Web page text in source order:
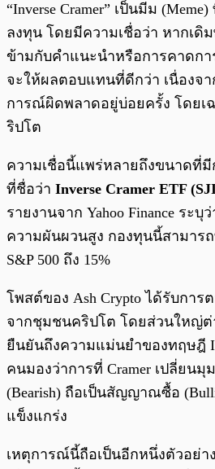
“Inverse Cramer” เป็นมีม
ลงทุน โดยมีความเชื่อว่า หากเดิ
ข้ามกับคำแนะนำหรือการคาดกา
จะให้ผลตอบแทนที่ดีกว่า เนื่องจา
การณ์ผิดพลาดอยู่บ่อยครั้ง โดยเ
ริปโต
ความเชื่อนี้แพร่หลายถึงขนาดที่มี
ที่ชื่อว่า Inverse Cramer ETF
รายงานจาก Yahoo Finance ระ
ความผันผวนสูง กองทุนนี้สามาร
S&P 500 ถึง 15%
โพสต์ของ Ash Crypto ได้รับการ
จากชุมชนคริปโต โดยส่วนใหญ่ต่
ยืนยันถึงความแม่นยำของทฤษฎี
คนมองว่าการที่ Cramer เปลี่ยนมุ
(Bearish) ถือเป็นสัญญาณซื้อ
แข็งแกร่ง
เหตุการณ์นี้ถือเป็นอีกหนึ่งตัวอย่า